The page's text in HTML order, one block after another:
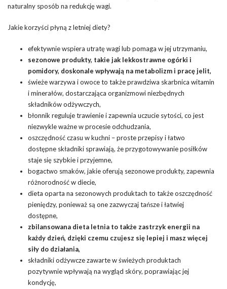
naturalny sposób na redukcję wagi.
Jakie korzyści płyną z letniej diety?
efektywnie wspiera utratę wagilub pomaga w jej utrzymaniu,
sezonowe produkty, takie jak lekkostrawne ogórki i
pomidory, doskonale wpływają na metabolizm i pracę jelit,
świeże warzywa i owoce to także prawdziwa skarbnica witamin
i minerałów, dostarczająca organizmowi niezbędnych
składników odżywczych,
błonnik reguluje trawienie i zapewnia uczucie sytości, co jest
niezwykle ważne w procesie odchudzania,
oszczędność czasu w kuchni – proste przepisy i łatwo
dostępne składniki sprawiają, że przygotowywanie posiłków
staje się szybkie i przyjemne,
bogactwo smaków, jakie oferują sezonowe produkty, zapewnia
różnorodność w diecie,
dieta oparta na sezonowych produktach to także oszczędność
pieniędzy, ponieważ są one zazwyczaj tańsze i łatwiej
dostępne,
zbilansowana dieta letnia to także zastrzyk energii na
każdy dzień, dzięki czemu czujesz się lepiej i masz więcej
siły do działania,
składniki odżywcze zawarte w świeżych produktach
pozytywnie wpływają na wygląd skóry, poprawiając jej
kondycję,